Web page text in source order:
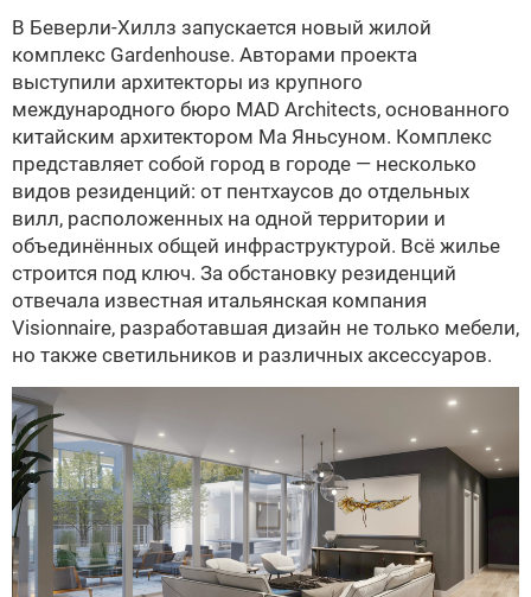
В Беверли-Хиллз запускается новый жилой
комплекс Gardenhouse. Авторами проекта
выступили архитекторы из крупного
международного бюро MAD Architects, основанного
китайским архитектором Ма Яньсуном. Комплекс
представляет собой город в городе — несколько
видов резиденций: от пентхаусов до отдельных
вилл, расположенных на одной территории и
объединённых общей инфраструктурой. Всё жилье
строится под ключ. За обстановку резиденций
отвечала известная итальянская компания
Visionnaire, разработавшая дизайн не только мебели,
но также светильников и различных аксессуаров.